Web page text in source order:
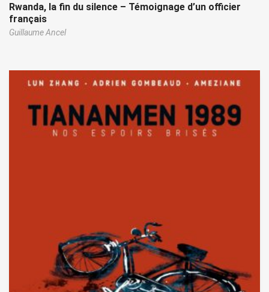
Rwanda, la fin du silence – Témoignage d’un officier
français
Guillaume Ancel